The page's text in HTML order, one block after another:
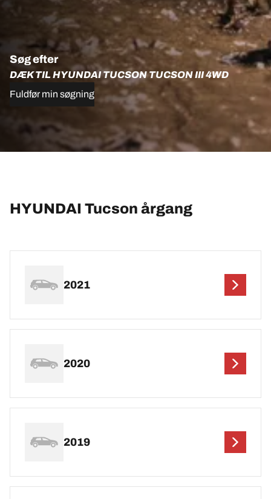
Søg efter
DÆK TIL HYUNDAI TUCSON TUCSON III 4WD
Fuldfør min søgning
HYUNDAI Tucson årgang
2021
2020
2019